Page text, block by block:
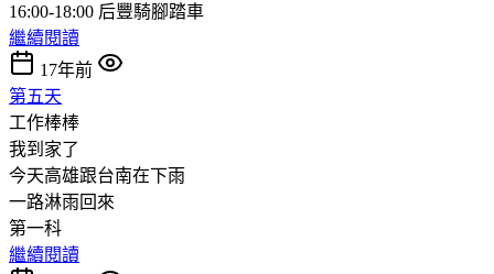
16:00-18:00 后豐騎腳踏車
繼續閱讀
17年前
第五天
工作棒棒
我到家了
今天高雄跟台南在下雨
一路淋雨回來
第一科
繼續閱讀